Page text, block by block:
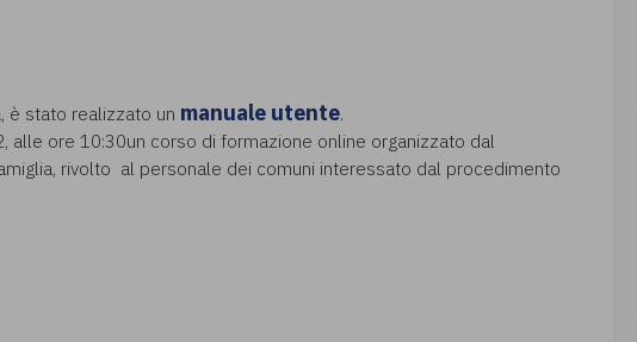
è stato realizzato un manuale utente.
alle ore 10:30un corso di formazione online organizzato dal
rivolto al personale dei comuni interessato dal procedimento